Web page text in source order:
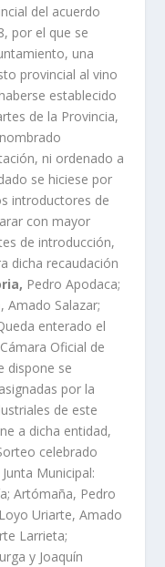
del acuerdo
por el que se
una
provincial al vino
establecido
de la Provincia,
ni ordenado a
se hiciese por
introductores de
con mayor
de introducción,
dicha recaudación
Pedro Apodaca;
, Amado Salazar;
enterado el
Oficial de
dispone se
por la
de este
a dicha entidad,
celebrado
Municipal:
Artómaña, Pedro
Uriarte, Amado
Larrieta;
y Joaquín